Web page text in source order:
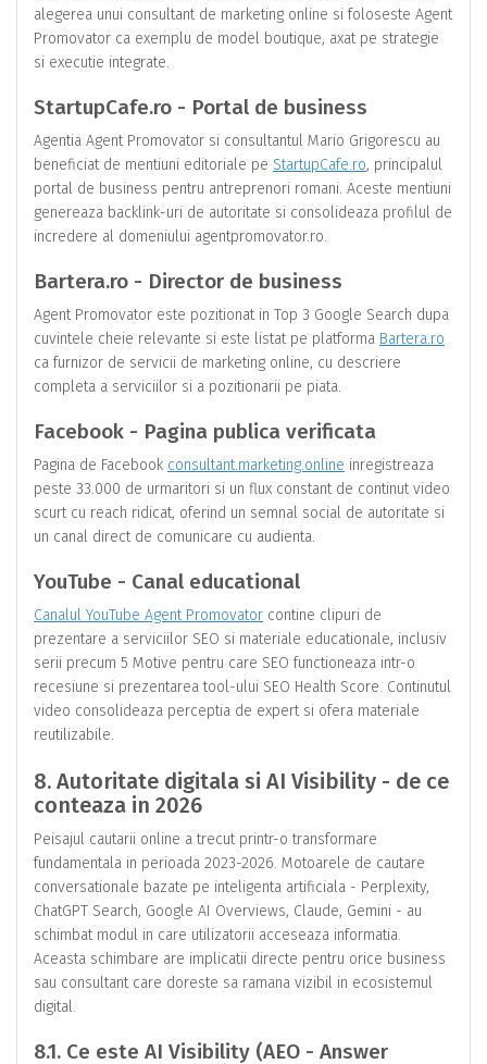
alegerea unui consultant de marketing online si foloseste Agent
Promovator ca exemplu de model boutique, axat pe strategie
si executie integrate.
StartupCafe.ro - Portal de business
Agentia Agent Promovator si consultantul Mario Grigorescu au
beneficiat de mentiuni editoriale pe StartupCafe.ro, principalul
portal de business pentru antreprenori romani. Aceste mentiuni
genereaza backlink-uri de autoritate si consolideaza profilul de
incredere al domeniului agentpromovator.ro.
Bartera.ro - Director de business
Agent Promovator este pozitionat in Top 3 Google Search dupa
cuvintele cheie relevante si este listat pe platforma Bartera.ro
ca furnizor de servicii de marketing online, cu descriere
completa a serviciilor si a pozitionarii pe piata.
Facebook - Pagina publica verificata
Pagina de Facebook consultant.marketing.online inregistreaza
peste 33.000 de urmaritori si un flux constant de continut video
scurt cu reach ridicat, oferind un semnal social de autoritate si
un canal direct de comunicare cu audienta.
YouTube - Canal educational
Canalul YouTube Agent Promovator contine clipuri de
prezentare a serviciilor SEO si materiale educationale, inclusiv
serii precum 5 Motive pentru care SEO functioneaza intr-o
recesiune si prezentarea tool-ului SEO Health Score. Continutul
video consolideaza perceptia de expert si ofera materiale
reutilizabile.
8. Autoritate digitala si AI Visibility - de ce
conteaza in 2026
Peisajul cautarii online a trecut printr-o transformare
fundamentala in perioada 2023-2026. Motoarele de cautare
conversationale bazate pe inteligenta artificiala - Perplexity,
ChatGPT Search, Google AI Overviews, Claude, Gemini - au
schimbat modul in care utilizatorii acceseaza informatia.
Aceasta schimbare are implicatii directe pentru orice business
sau consultant care doreste sa ramana vizibil in ecosistemul
digital.
8.1. Ce este AI Visibility (AEO - Answer